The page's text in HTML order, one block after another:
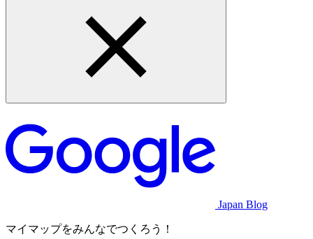
Japan Blog
マイマップをみんなでつくろう！